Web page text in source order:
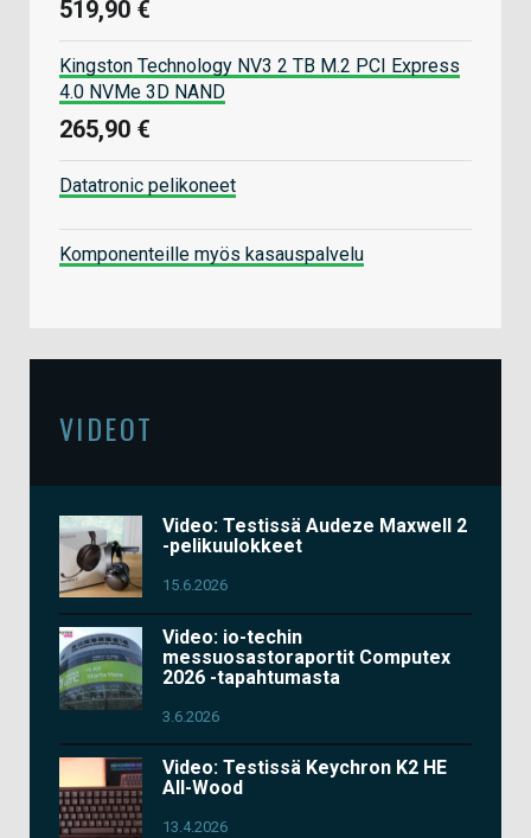
519,90 €
Kingston Technology NV3 2 TB M.2 PCI Express
4.0 NVMe 3D NAND
265,90 €
Datatronic pelikoneet
Komponenteille myös kasauspalvelu
VIDEOT
Video: Testissä Audeze Maxwell 2
-pelikuulokkeet
15.6.2026
Video: io-techin
messuosastoraportit Computex
2026 -tapahtumasta
3.6.2026
Video: Testissä Keychron K2 HE
All-Wood
13.4.2026